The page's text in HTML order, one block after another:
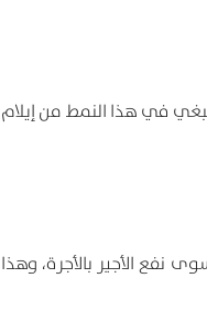
في هذا النمط من إيلام
نفع الأجير بالأجرة، وهذا